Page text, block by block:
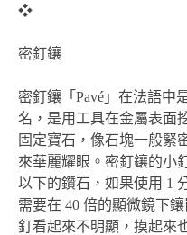
❖
密釘鑲
密釘鑲「Pavé」在法語中
名，是用工具在金屬表面
固定寶石，像石塊一般緊
來華麗耀眼。密釘鑲的小
以下的鑽石，如果使用 1
需要在 40 倍的顯微鏡下
釘看起來不明顯，摸起來